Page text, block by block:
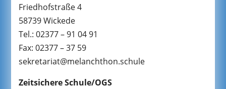
Friedhofstraße 4
58739 Wickede
Tel.: 02377 – 91 04 91
Fax: 02377 – 37 59
sekretariat@melanchthon.schule
Zeitsichere Schule/OGS